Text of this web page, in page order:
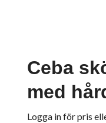
Ceba
med
Logga in för pris